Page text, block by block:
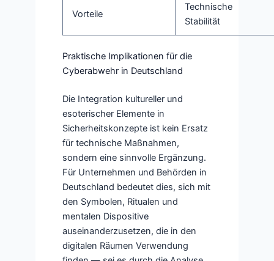
Vorteile
Technische
Stabilität
Praktische Implikationen für die
Cyberabwehr in Deutschland
Die Integration kultureller und
esoterischer Elemente in
Sicherheitskonzepte ist kein Ersatz
für technische Maßnahmen,
sondern eine sinnvolle Ergänzung.
Für Unternehmen und Behörden in
Deutschland bedeutet dies, sich mit
den Symbolen, Ritualen und
mentalen Dispositive
auseinanderzusetzen, die in den
digitalen Räumen Verwendung